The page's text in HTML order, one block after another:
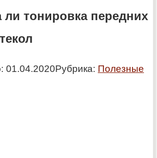
ли тонировка передних
01.04.2020Рубрика: Полезные